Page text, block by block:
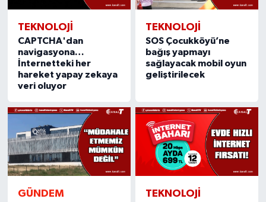
TEKNOLOJI
CAPTCHA'dan
navigasyona…
İnternetteki her
hareket yapay zekaya
veri oluyor
TEKNOLOJI
SOS Çocukköyü’ne
bağış yapmayı
sağlayacak mobil oyun
geliştirilecek
GÜNDEM TEKNOLOJI